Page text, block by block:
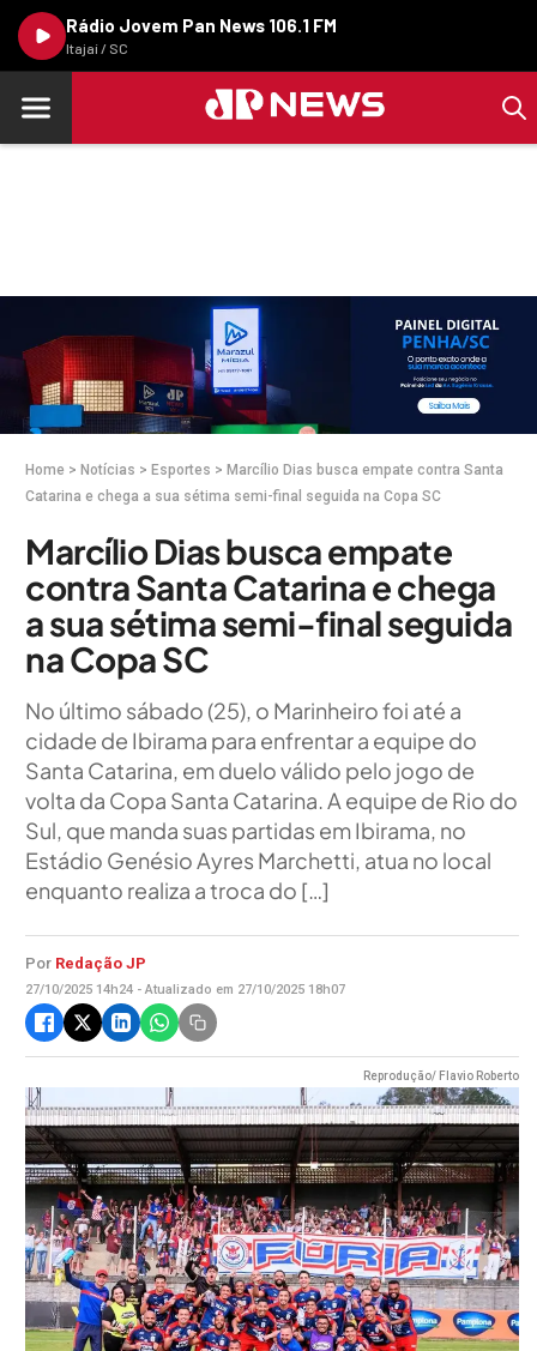
Rádio Jovem Pan News 106.1 FM
Itajaí / SC
Home > Notícias > Esportes > Marcílio Dias busca empate contra Santa
Catarina e chega a sua sétima semi-final seguida na Copa SC
Marcílio Dias busca empate
contra Santa Catarina e chega
a sua sétima semi-final seguida
na Copa SC
No último sábado (25), o Marinheiro foi até a
cidade de Ibirama para enfrentar a equipe do
Santa Catarina, em duelo válido pelo jogo de
volta da Copa Santa Catarina. A equipe de Rio do
Sul, que manda suas partidas em Ibirama, no
Estádio Genésio Ayres Marchetti, atua no local
enquanto realiza a troca do […]
Por Redação JP
27/10/2025 14h24 - Atualizado em 27/10/2025 18h07
Reprodução/ Flavio Roberto